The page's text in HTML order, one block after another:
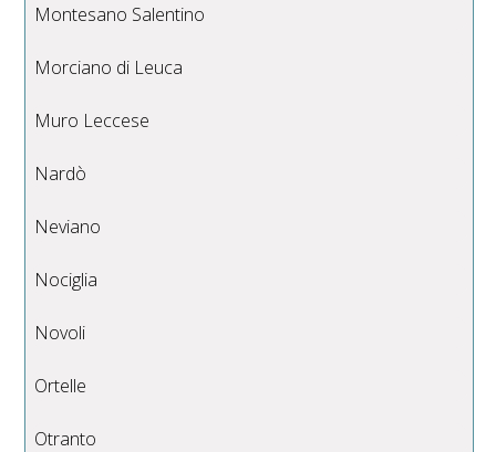
Montesano Salentino
Morciano di Leuca
Muro Leccese
Nardò
Neviano
Nociglia
Novoli
Ortelle
Otranto